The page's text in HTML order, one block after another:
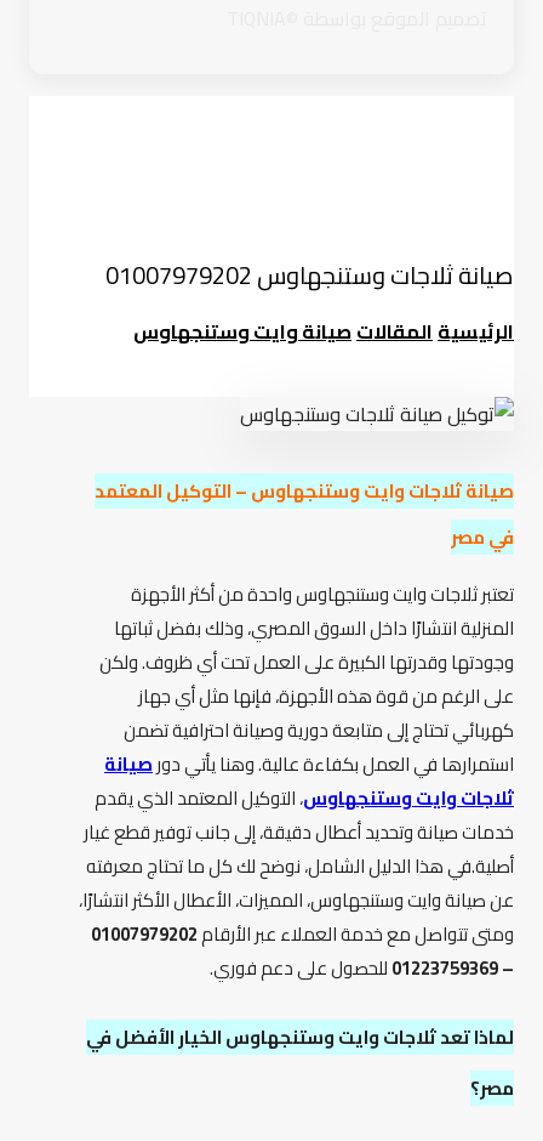
صيانة ثلاجات وستنجهاوس 01007979202
الرئيسية المقالات صيانة وايت وستنجهاوس
صيانة ثلاجات وايت وستنجهاوس – التوكيل المعتمد
في مصر
تعتبر ثلاجات وايت وستنجهاوس واحدة من أكثر الأجهزة
المنزلية انتشارًا داخل السوق المصري، وذلك بفضل ثباتها
وجودتها وقدرتها الكبيرة على العمل تحت أي ظروف. ولكن
على الرغم من قوة هذه الأجهزة، فإنها مثل أي جهاز
كهربائي تحتاج إلى متابعة دورية وصيانة احترافية تضمن
استمرارها في العمل بكفاءة عالية. وهنا يأتي دورصيانة
ثلاجات وايت وستنجهاوس، التوكيل المعتمد الذي يقدم
خدمات صيانة وتحديد أعطال دقيقة، إلى جانب توفير قطع غيار
أصلية.في هذا الدليل الشامل، نوضح لك كل ما تحتاج معرفته
عن صيانة وايت وستنجهاوس، المميزات، الأعطال الأكثر انتشارًا،
ومتى تتواصل مع خدمة العملاء عبر الأرقام01007979202
– 01223759369
للحصول على دعم فوري.
لماذا تعد ثلاجات وايت وستنجهاوس الخيار الأفضل في
مصر؟